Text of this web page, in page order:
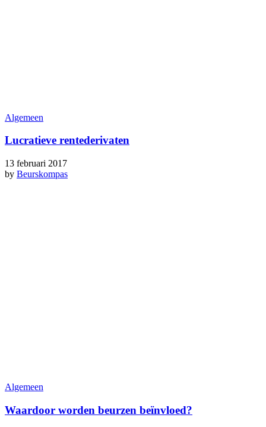
Algemeen
Lucratieve rentederivaten
13 februari 2017
by Beurskompas
Algemeen
Waardoor worden beurzen beïnvloed?